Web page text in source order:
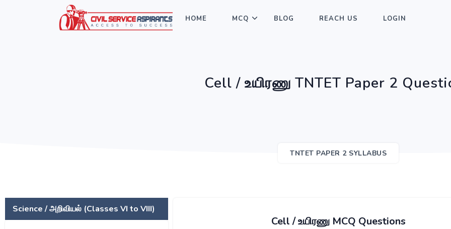
HOME MCQ BLOG REACH US LOGIN
Cell / உயிரணு TNTET Paper 2
TNTET PAPER 2 SYLLABUS
Science / அறிவியல் (Classes VI to VIII)
Cell / உயிரணு MCQ Questions